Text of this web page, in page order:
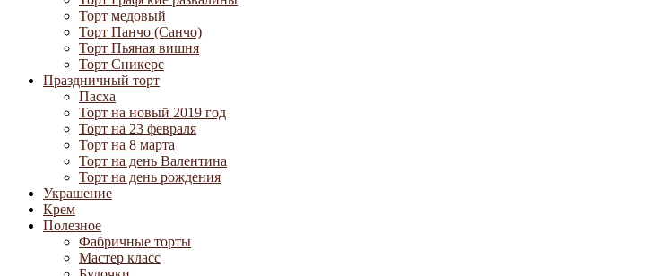
Торт медовый
Торт Панчо (Санчо)
Торт Пьяная вишня
Торт Сникерс
Праздничный торт
Пасха
Торт на новый 2019 год
Торт на 23 февраля
Торт на 8 марта
Торт на день Валентина
Торт на день рождения
Украшение
Крем
Полезное
Фабричные торты
Мастер класс